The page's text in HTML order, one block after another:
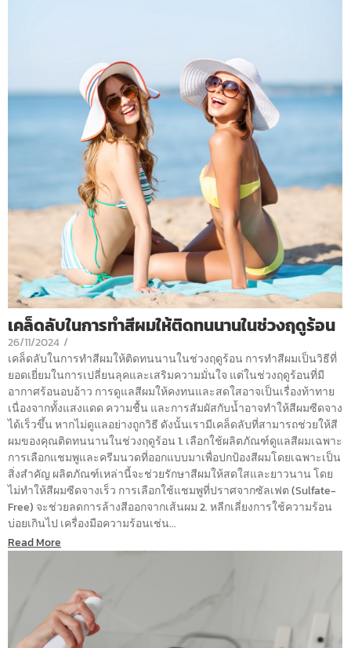
เคล็ดลับในการทำสีผมให้ติดทนนานในช่วงฤดูร้อน
26/11/2024 /
เคล็ดลับในการทำสีผมให้ติดทนนานในช่วงฤดูร้อน การทำสีผมเป็นวิธีที่
ยอดเยี่ยมในการเปลี่ยนลุคและเสริมความมั่นใจ แต่ในช่วงฤดูร้อนที่มี
อากาศร้อนอบอ้าว การดูแลสีผมให้คงทนและสดใสอาจเป็นเรื่องท้าทาย
เนื่องจากทั้งแสงแดด ความชื้น และการสัมผัสกับน้ำอาจทำให้สีผมซีดจาง
ได้เร็วขึ้น หากไม่ดูแลอย่างถูกวิธี ดังนั้นเรามีเคล็ดลับที่สามารถช่วยให้สี
ผมของคุณติดทนนานในช่วงฤดูร้อน 1. เลือกใช้ผลิตภัณฑ์ดูแลสีผมเฉพาะ
การเลือกแชมพูและครีมนวดที่ออกแบบมาเพื่อปกป้องสีผมโดยเฉพาะเป็น
สิ่งสำคัญ ผลิตภัณฑ์เหล่านี้จะช่วยรักษาสีผมให้สดใสและยาวนาน โดย
ไม่ทำให้สีผมซีดจางเร็ว การเลือกใช้แชมพูที่ปราศจากซัลเฟต (Sulfate-
Free) จะช่วยลดการล้างสีออกจากเส้นผม 2. หลีกเลี่ยงการใช้ความร้อน
บ่อยเกินไป เครื่องมือความร้อนเช่น...
Read More